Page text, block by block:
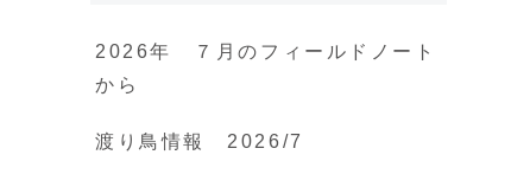
2026年 ７月のフィールドノート
から
渡り鳥情報 2026/7